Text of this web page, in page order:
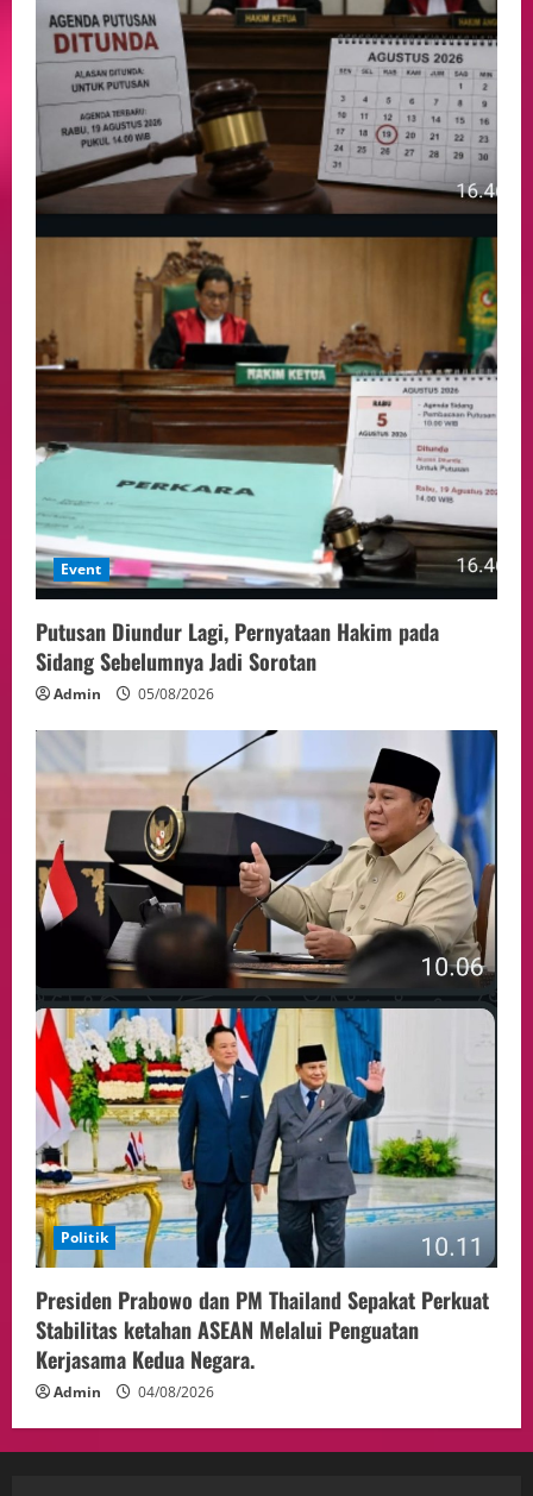
Event
Putusan Diundur Lagi, Pernyataan Hakim pada
Sidang Sebelumnya Jadi Sorotan
Admin 05/08/2026
Politik
Presiden Prabowo dan PM Thailand Sepakat Perkuat
Stabilitas ketahan ASEAN Melalui Penguatan
Kerjasama Kedua Negara.
Admin 04/08/2026